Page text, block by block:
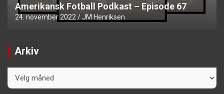
Amerikansk Fotball Podkast – Episode 67
24. november 2022 JM Henriksen
Arkiv